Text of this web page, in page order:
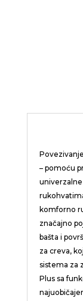
– pomoću
univerzalne
komforno
značajno
bašta i
za creva,
sistema za
Plus sa